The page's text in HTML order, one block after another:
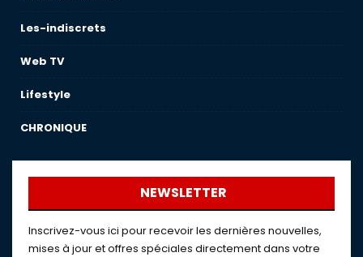
Les-indiscrets
Web TV
Lifestyle
CHRONIQUE
NEWSLETTER
Inscrivez-vous ici pour recevoir les dernières nouvelles,
mises à jour et offres spéciales directement dans votre